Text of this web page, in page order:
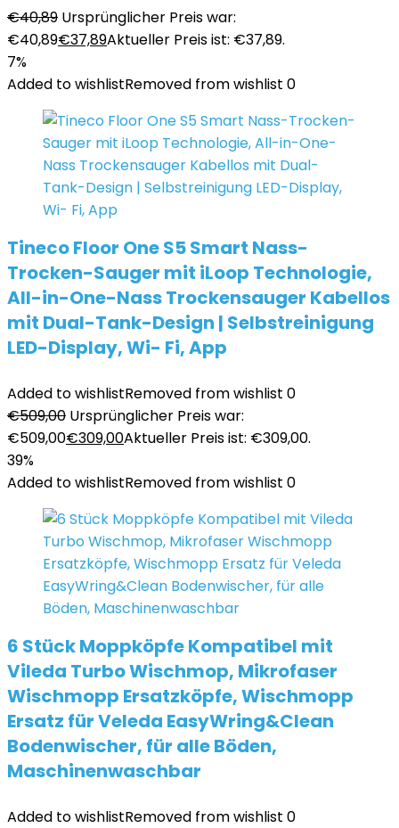
€40,89 Ursprünglicher Preis war:
€40,89€37,89Aktueller Preis ist: €37,89.
7%
Added to wishlistRemoved from wishlist 0
Tineco Floor One S5 Smart Nass-
Trocken-Sauger mit iLoop Technologie,
All-in-One-Nass Trockensauger Kabellos
mit Dual-Tank-Design | Selbstreinigung
LED-Display, Wi- Fi, App
Added to wishlistRemoved from wishlist 0
€509,00 Ursprünglicher Preis war:
€509,00€309,00Aktueller Preis ist: €309,00.
39%
Added to wishlistRemoved from wishlist 0
6 Stück Moppköpfe Kompatibel mit
Vileda Turbo Wischmop, Mikrofaser
Wischmopp Ersatzköpfe, Wischmopp
Ersatz für Veleda EasyWring&Clean
Bodenwischer, für alle Böden,
Maschinenwaschbar
Added to wishlistRemoved from wishlist 0